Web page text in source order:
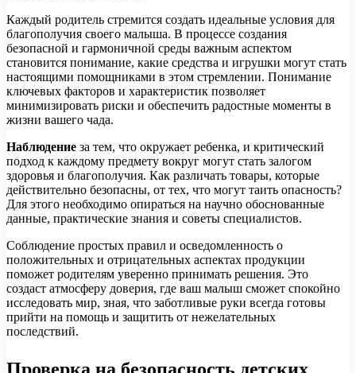
Каждый родитель стремится создать идеальные условия для
благополучия своего малыша. В процессе создания
безопасной и гармоничной среды важным аспектом
становится понимание, какие средства и игрушки могут стать
настоящими помощниками в этом стремлении. Понимание
ключевых факторов и характеристик позволяет
минимизировать риски и обеспечить радостные моменты в
жизни вашего чада.
Наблюдение за тем, что окружает ребенка, и критический
подход к каждому предмету вокруг могут стать залогом
здоровья и благополучия. Как различать товары, которые
действительно безопасны, от тех, что могут таить опасность?
Для этого необходимо опираться на научно обоснованные
данные, практические знания и советы специалистов.
Соблюдение простых правил и осведомленность о
положительных и отрицательных аспектах продукции
поможет родителям уверенно принимать решения. Это
создаст атмосферу доверия, где ваш малыш сможет спокойно
исследовать мир, зная, что заботливые руки всегда готовы
прийти на помощь и защитить от нежелательных
последствий.